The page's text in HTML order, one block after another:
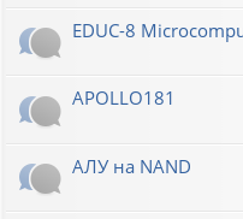
EDUC-8
APOLLO181
АЛУ на NAND